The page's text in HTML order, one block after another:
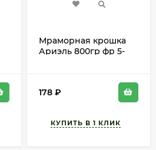
Мраморная крошка
Ариэль 800гр фр 5-
178 ₽